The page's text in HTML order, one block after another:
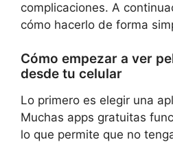
complicaciones. A
cómo hacerlo de forma
Cómo empezar a ver
desde tu celular
Lo primero es elegir una
Muchas apps gratuitas
lo que permite que no